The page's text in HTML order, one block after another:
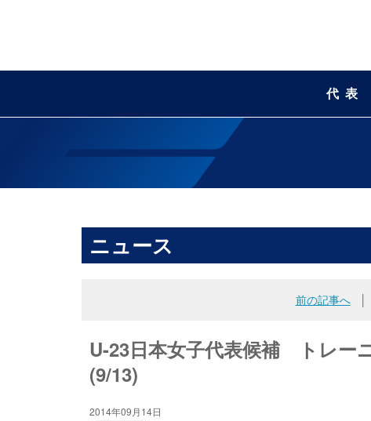
代表
ニュース
前の記事へ│
U-23日本女子代表候補 トレー
(9/13)
2014年09月14日